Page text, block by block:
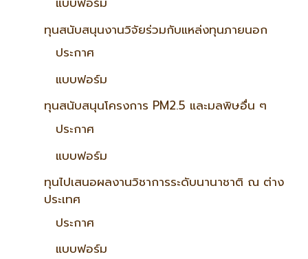
ทุนสนับสนุนงานวิจัยร่วมกับแหล่งทุนภายนอก
ประกาศ
แบบฟอร์ม
ทุนสนับสนุนโครงการ PM2.5 และมลพิษอื่น ๆ
ประกาศ
แบบฟอร์ม
ทุนไปเสนอผลงานวิชาการระดับนานาชาติ ณ ต่าง
ประเทศ
ประกาศ
แบบฟอร์ม